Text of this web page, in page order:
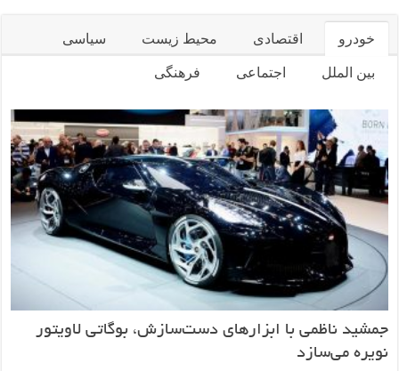
معلمان هنرمند ایران
خودرو اقتصادی محیط زیست سیاسی
بین الملل اجتماعی فرهنگی
جمشید ناظمی با ابزار‌های دست‌سازش، بوگاتی‌ لاویتور
نویره می‌سازد